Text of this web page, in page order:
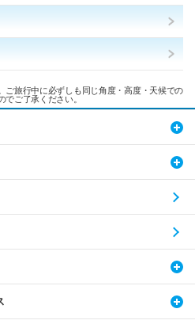
旅行中に必ずしも同じ角度・高度・天候での
ご了承ください。